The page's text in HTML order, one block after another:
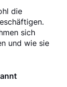
die
sich
und wie sie